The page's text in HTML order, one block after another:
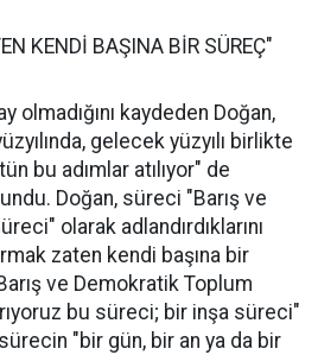
KENDİ BAŞINA BİR SÜREÇ"
olmadığını kaydeden Doğan,
gelecek yüzyılı birlikte
bu adımlar atılıyor" de
Doğan, süreci "Barış ve
olarak adlandırdıklarını
zaten kendi başına bir
ve Demokratik Toplum
bu süreci; bir inşa süreci"
"bir gün, bir an ya da bir